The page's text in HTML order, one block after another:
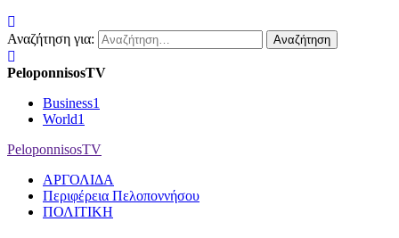
Αναζήτηση για:
PeloponnisosTV
Business1
World1
PeloponnisosTV
ΑΡΓΟΛΙΔΑ
Περιφέρεια Πελοποννήσου
ΠΟΛΙΤΙΚΗ